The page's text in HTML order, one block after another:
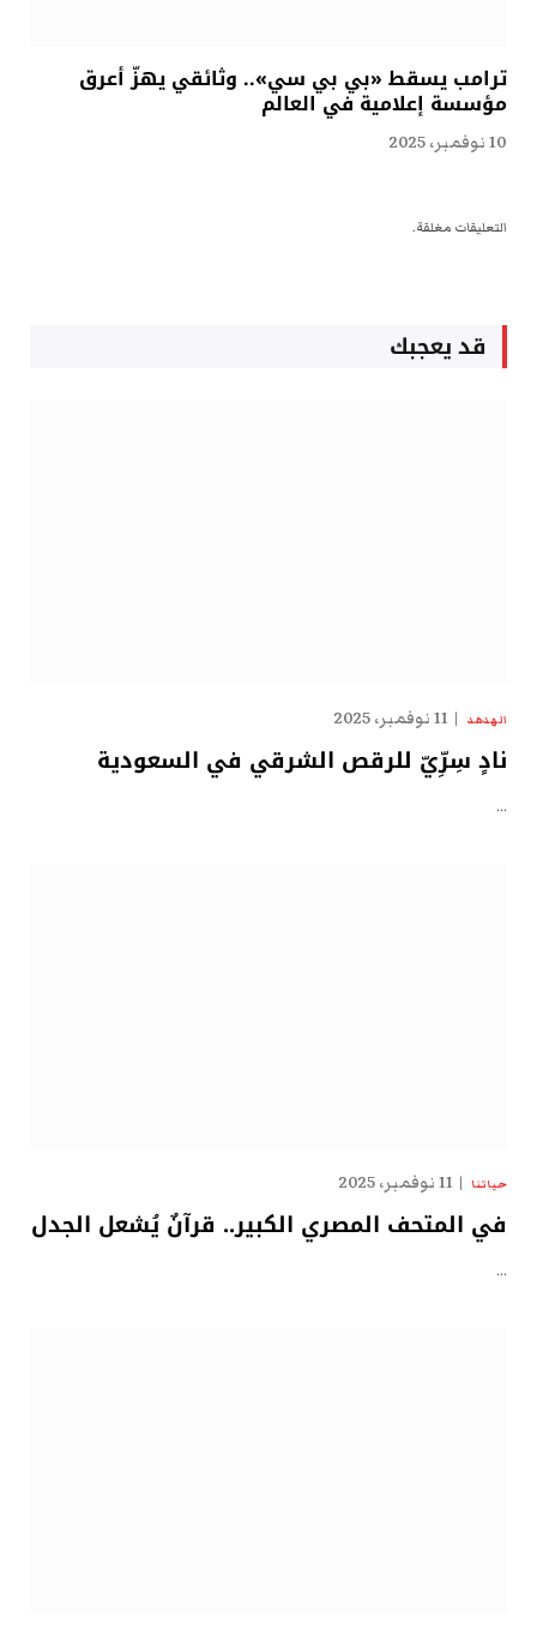
ترامب يسقط «بي بي سي».. وثائقي يهزّ أعرق
مؤسسة إعلامية في العالم
10 نوفمبر، 2025
التعليقات مغلقة.
قد يعجبك
الهدهد 11 نوفمبر، 2025
نادٍ سِرِّيّ للرقص الشرقي في السعودية
…
حياتنا 11 نوفمبر، 2025
في المتحف المصري الكبير.. قرآنٌ يُشعل الجدل
…